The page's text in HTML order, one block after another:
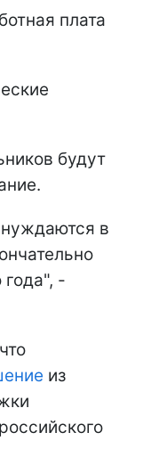
плата
будут
в
-
из